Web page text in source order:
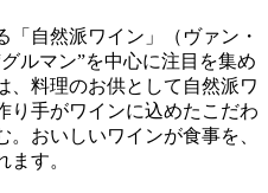
「自然派ワイン」（ヴァン・
ルマン”を中心に注目を集め
、料理のお供として自然派ワ
り手がワインに込めたこだわ
おいしいワインが食事を、
す。